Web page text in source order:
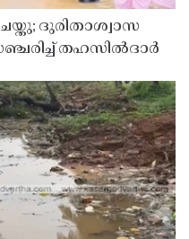
ദുരിതാശ്വാസ
തഹസിൽദാർ